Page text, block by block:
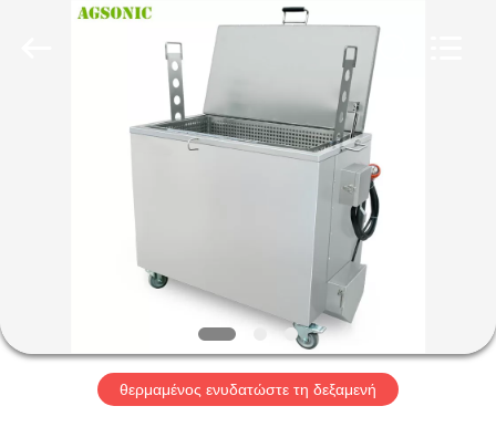
ΠΡΟΪΌΝΤΑ
ΕΜΦΆΝΙΣΗ
ΠΕΡΊΠΟΥ
θερμαμένος ενυδατώστε τη δεξαμενή